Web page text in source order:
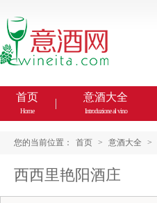
首页
Home
意酒大全
Introduzione al vino
您的当前位置： 首页 > 意酒大全 >
西西里艳阳酒庄